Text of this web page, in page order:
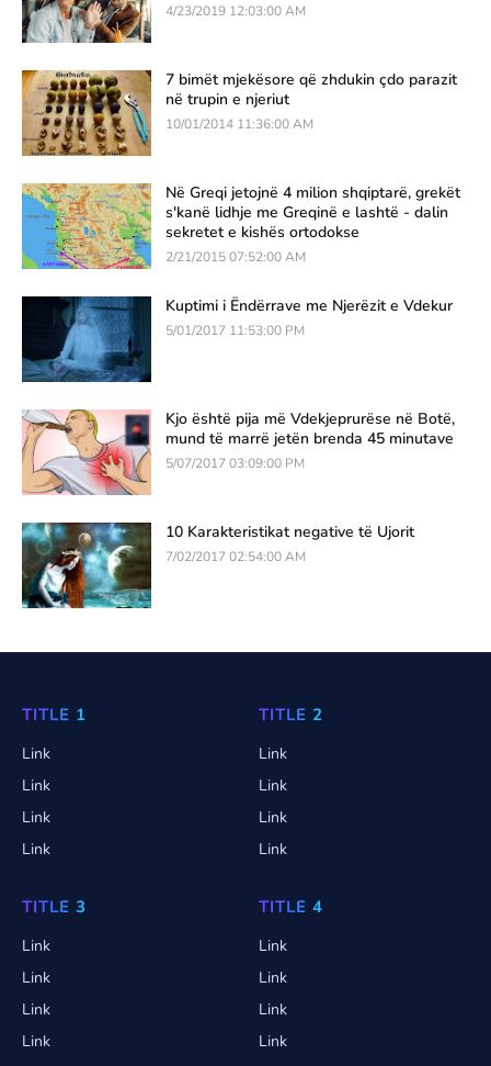
4/23/2019 12:03:00 AM
7 bimët mjekësore që zhdukin çdo parazit
në trupin e njeriut
10/01/2014 11:36:00 AM
Në Greqi jetojnë 4 milion shqiptarë, grekët
s'kanë lidhje me Greqinë e lashtë - dalin
sekretet e kishës ortodokse
2/21/2015 07:52:00 AM
Kuptimi i Ëndërrave me Njerëzit e Vdekur
5/01/2017 11:53:00 PM
Kjo është pija më Vdekjeprurëse në Botë,
mund të marrë jetën brenda 45 minutave
5/07/2017 03:09:00 PM
10 Karakteristikat negative të Ujorit
7/02/2017 02:54:00 AM
TITLE 1
Link
Link
Link
Link
TITLE 2
Link
Link
Link
Link
TITLE 3
Link
Link
Link
Link
TITLE 4
Link
Link
Link
Link